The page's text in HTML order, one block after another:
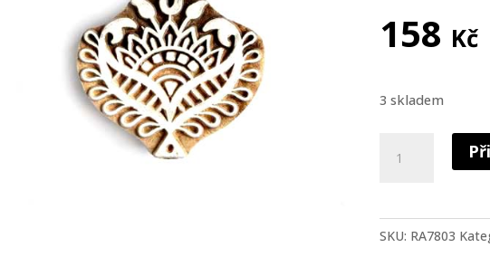
158 Kč
3 skladem
razítko
(7
SKU: RA7803